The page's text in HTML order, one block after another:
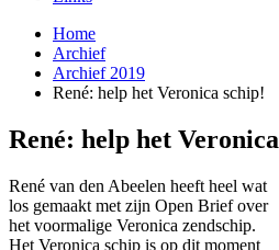
Home
Archief
Archief 2019
René: help het Veronica schip!
René: help het
René van den Abeelen heeft heel wat
los gemaakt met zijn Open Brief over
het voormalige Veronica zendschip.
Het Veronica schip is op dit moment